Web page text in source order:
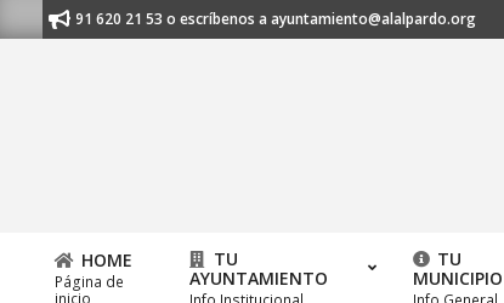
to
al 91 620 21 53 o escríbenos a ayuntamiento@alalpardo.org
Primary
HOME
Página de
inicio
TU
AYUNTAMIENTO
TU
MUNICIPIO